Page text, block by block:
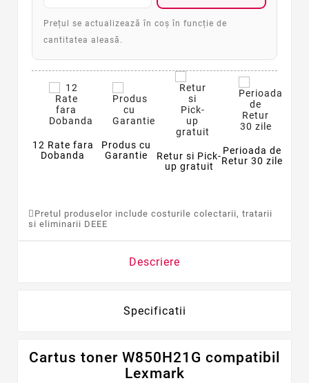
Prețul se actualizează în coș în funcție de
cantitatea aleasă.
12 Rate fara
Dobanda
Produs cu
Garantie
Retur si Pick-
up gratuit
Perioada de
Retur 30 zile
Pretul produselor include costurile colectarii, tratarii
si eliminarii DEEE
Descriere
Specificatii
Cartus toner W850H21G compatibil
Lexmark